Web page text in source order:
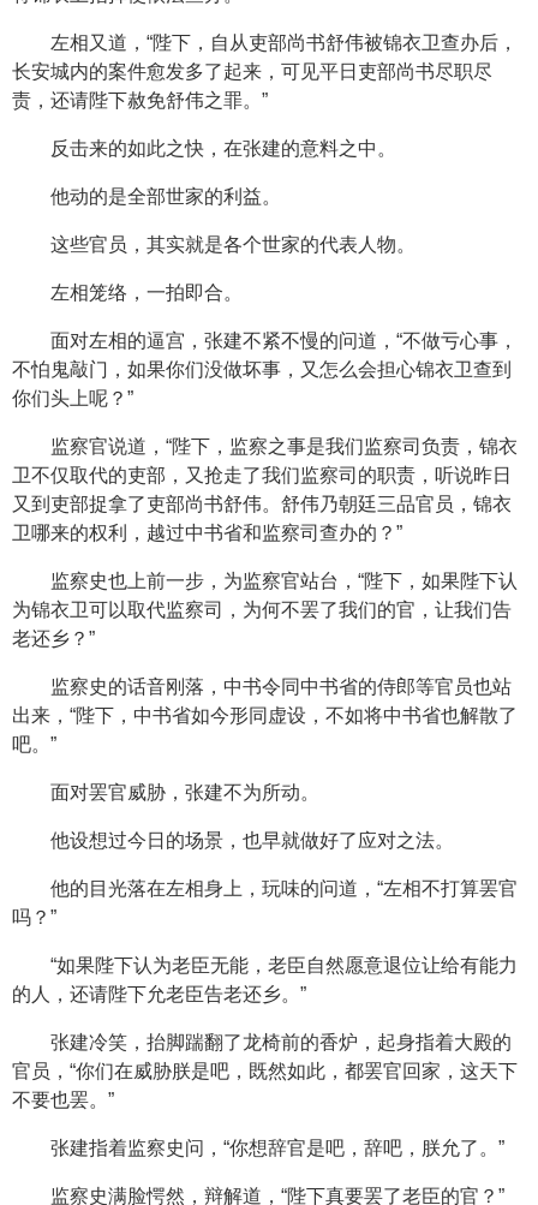
左相又道，“陛下，自从吏部尚书舒伟被锦衣卫查办后，
长安城内的案件愈发多了起来，可见平日吏部尚书尽职尽
责，还请陛下赦免舒伟之罪。”
反击来的如此之快，在张建的意料之中。
他动的是全部世家的利益。
这些官员，其实就是各个世家的代表人物。
左相笼络，一拍即合。
面对左相的逼宫，张建不紧不慢的问道，“不做亏心事，
不怕鬼敲门，如果你们没做坏事，又怎么会担心锦衣卫查到
你们头上呢？”
监察官说道，“陛下，监察之事是我们监察司负责，锦衣
卫不仅取代的吏部，又抢走了我们监察司的职责，听说昨日
又到吏部捉拿了吏部尚书舒伟。舒伟乃朝廷三品官员，锦衣
卫哪来的权利，越过中书省和监察司查办的？”
监察史也上前一步，为监察官站台，“陛下，如果陛下认
为锦衣卫可以取代监察司，为何不罢了我们的官，让我们告
老还乡？”
监察史的话音刚落，中书令同中书省的侍郎等官员也站
出来，“陛下，中书省如今形同虚设，不如将中书省也解散了
吧。”
面对罢官威胁，张建不为所动。
他设想过今日的场景，也早就做好了应对之法。
他的目光落在左相身上，玩味的问道，“左相不打算罢官
吗？”
“如果陛下认为老臣无能，老臣自然愿意退位让给有能力
的人，还请陛下允老臣告老还乡。”
张建冷笑，抬脚踹翻了龙椅前的香炉，起身指着大殿的
官员，“你们在威胁朕是吧，既然如此，都罢官回家，这天下
不要也罢。”
张建指着监察史问，“你想辞官是吧，辞吧，朕允了。”
监察史满脸愕然，辩解道，“陛下真要罢了老臣的官？”